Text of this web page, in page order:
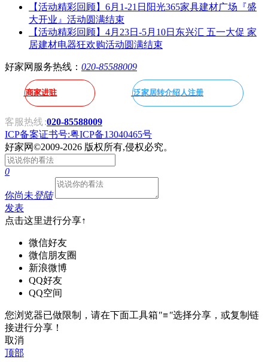
【活动精彩回顾】6月1-21日阳光365家具建材广场『盛
大开业』活动圆满结束
【活动精彩回顾】4月23日-5月10日东兴汇 五一大促 家
居建材电器狂欢购活动圆满结束
好家网服务热线： 020-85588009
商家进驻 泛家居转介绍人注册
客服热线 :020-85588009
ICP备案证书号:粤ICP备13040465号
好家网©2009-2026 版权所有,侵权必究。
0
你尚未登陆
发表
点击这里进行分享↑
微信好友
微信朋友圈
新浪微博
QQ好友
QQ空间
您浏览器已做限制，请在下面工具箱"≡"选择分享，或复制链
接进行分享！
取消
顶部